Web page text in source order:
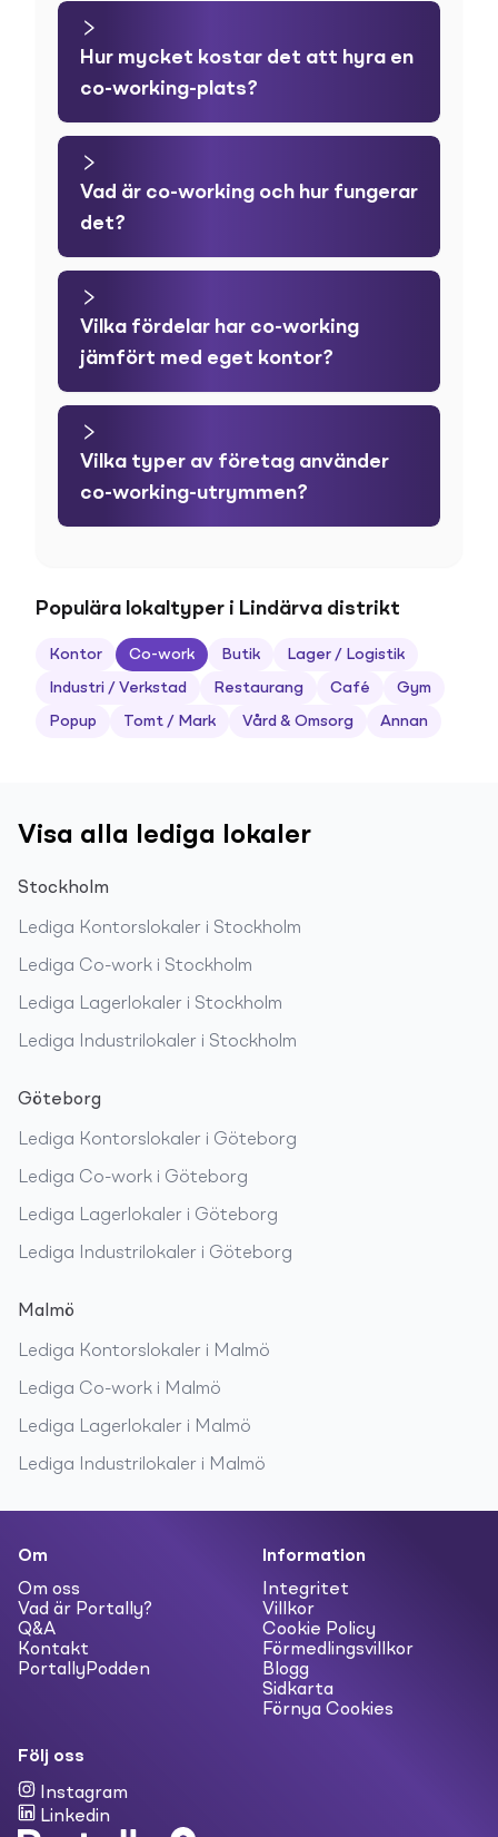
Hur mycket kostar det att hyra en
co-working-plats?
Vad är co-working och hur fungerar
det?
Vilka fördelar har co-working
jämfört med eget kontor?
Vilka typer av företag använder
co-working-utrymmen?
Populära lokaltyper i Lindärva distrikt
Kontor Co-work Butik Lager / Logistik
Industri / Verkstad Restaurang Café Gym
Popup Tomt / Mark Vård & Omsorg Annan
Visa alla lediga lokaler
Stockholm
Lediga Kontorslokaler i Stockholm
Lediga Co-work i Stockholm
Lediga Lagerlokaler i Stockholm
Lediga Industrilokaler i Stockholm
Göteborg
Lediga Kontorslokaler i Göteborg
Lediga Co-work i Göteborg
Lediga Lagerlokaler i Göteborg
Lediga Industrilokaler i Göteborg
Malmö
Lediga Kontorslokaler i Malmö
Lediga Co-work i Malmö
Lediga Lagerlokaler i Malmö
Lediga Industrilokaler i Malmö
Om
Om oss
Vad är Portally?
Q&A
Kontakt
PortallyPodden
Information
Integritet
Villkor
Cookie Policy
Förmedlingsvillkor
Blogg
Sidkarta
Förnya Cookies
Följ oss
Instagram
Linkedin